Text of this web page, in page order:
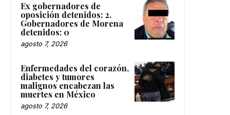
Ex gobernadores de
oposición detenidos: 2.
Gobernadores de Morena
detenidos: 0
agosto 7, 2026
Enfermedades del corazón,
diabetes y tumores
malignos encabezan las
muertes en México
agosto 7, 2026